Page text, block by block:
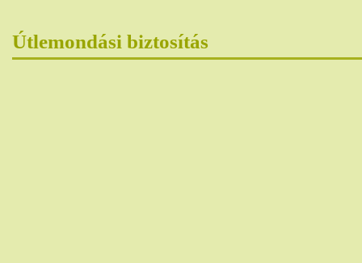
Útlemondási biztosítás